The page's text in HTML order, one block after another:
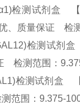
检测试剂盒 【
、质量保证 检
检测试剂
检测范围：
检测试剂盒
范围：9.375-